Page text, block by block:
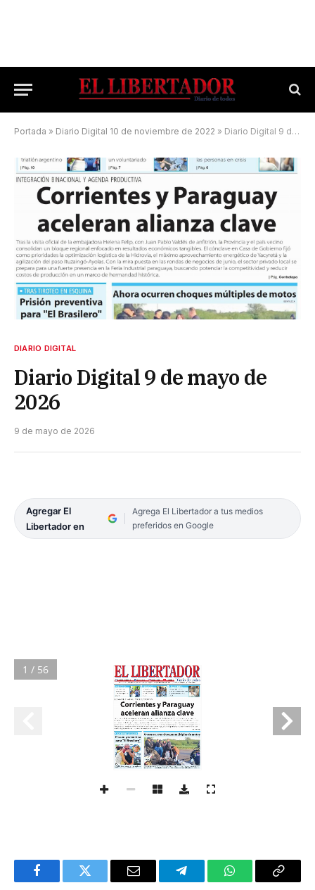
Portada » Diario Digital 10 de noviembre de 2022 » Diario Digital 9 de mayo de 2026
DIARIO DIGITAL
Diario Digital 9 de mayo de
2026
9 de mayo de 2026
Agregar El
Libertador en
Agrega El Libertador a tus medios
preferidos en Google
1 / 56
FacebookTwitter Email TelegramWhatsAppCopy